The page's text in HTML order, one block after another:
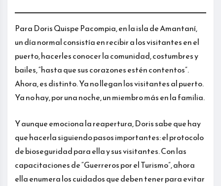
Para Doris Quispe Pacompia, en la isla de Amantaní,
un día normal consistía en recibir a los visitantes en el
puerto, hacerles conocer la comunidad, costumbres y
bailes, “hasta que sus corazones estén contentos”.
Ahora, es distinto. Ya no llegan los visitantes al puerto.
Ya no hay, por una noche, un miembro más en la familia.
Y aunque emociona la reapertura, Doris sabe que hay
que hacerla siguiendo pasos importantes: el protocolo
de bioseguridad para ella y sus visitantes. Con las
capacitaciones de “Guerreros por el Turismo”, ahora
ella enumera los cuidados que deben tener para evitar